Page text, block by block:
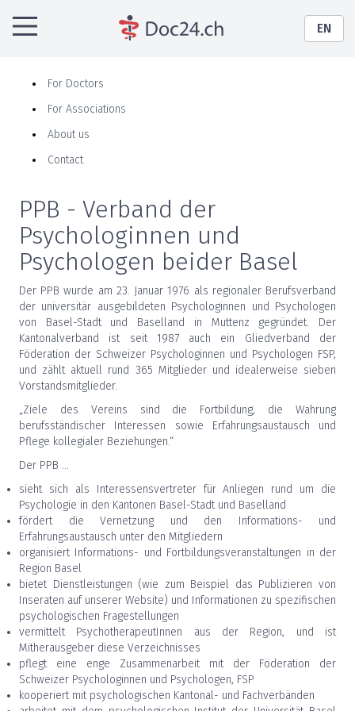
EN
For Doctors
For Associations
About us
Contact
PPB - Verband der
Psychologinnen und
Psychologen beider Basel
Der PPB wurde am 23. Januar 1976 als regionaler Berufsverband
der universitär ausgebildeten Psychologinnen und Psychologen
von Basel-Stadt und Baselland in Muttenz gegründet. Der
Kantonalverband ist seit 1987 auch ein Gliedverband der
Föderation der Schweizer Psychologinnen und Psychologen FSP,
und zählt aktuell rund 365 Mitglieder und idealerweise sieben
Vorstandsmitglieder.
„Ziele des Vereins sind die Fortbildung, die Wahrung
berufsständischer Interessen sowie Erfahrungsaustausch und
Pflege kollegialer Beziehungen.“
Der PPB ...
sieht sich als Interessensvertreter für Anliegen rund um die
Psychologie in den Kantonen Basel-Stadt und Baselland
fördert die Vernetzung und den Informations- und
Erfahrungsaustausch unter den Mitgliedern
organisiert Informations- und Fortbildungsveranstaltungen in der
Region Basel
bietet Dienstleistungen (wie zum Beispiel das Publizieren von
Inseraten auf unserer Website) und Informationen zu spezifischen
psychologischen Fragestellungen
vermittelt PsychotherapeutInnen aus der Region, und ist
Mitherausgeber diese Verzeichnisses
pflegt eine enge Zusammenarbeit mit der Föderation der
Schweizer Psychologinnen und Psychologen, FSP
kooperiert mit psychologischen Kantonal- und Fachverbänden